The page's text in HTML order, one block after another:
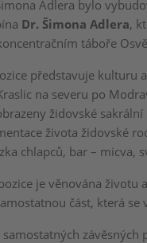
Adlera bylo
Dr. Šimona Adlera,
táboře
představuje kulturu
na severu po
židovské
života židovské
chlapců, bar – micva,
je věnována životu
část, která